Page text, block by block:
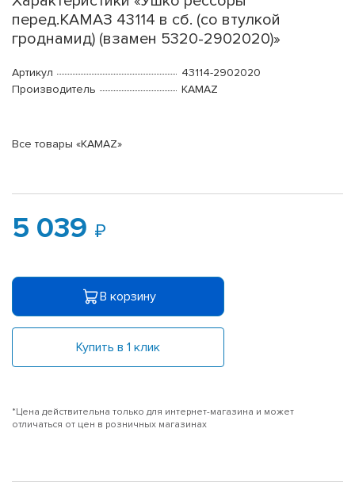
перед.КАМАЗ 43114 в сб. (со втулкой
гроднамид) (взамен 5320-2902020)»
Артикул
43114-2902020
Производитель
KAMAZ
Все товары «KAMAZ»
5 039
В корзину
Купить в 1 клик
*Цена действительна только для интернет-магазина и может
отличаться от цен в розничных магазинах